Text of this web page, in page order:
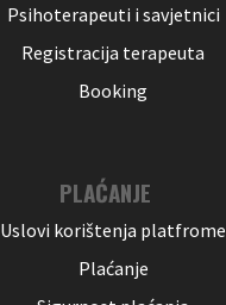
Psihoterapeuti i savjetnici
Registracija terapeuta
Booking
PLAĆANJE
Uslovi korištenja platfrome
Plaćanje